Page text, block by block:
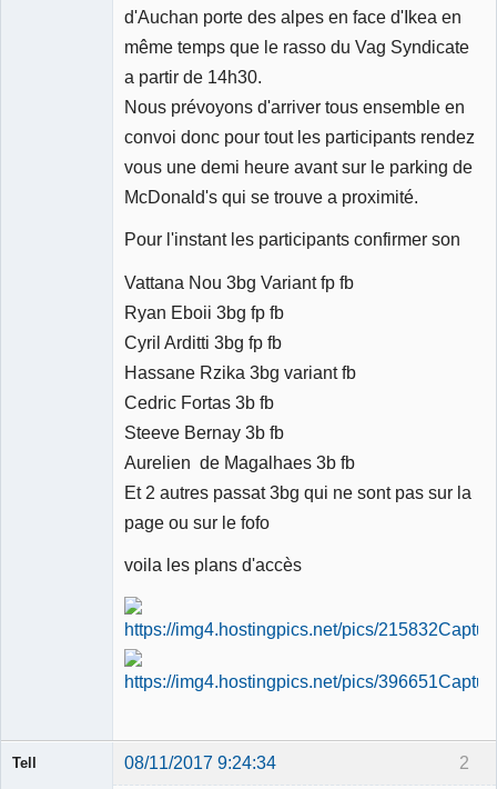
d'Auchan porte des alpes en face d'Ikea en
même temps que le rasso du Vag Syndicate
a partir de 14h30.
Nous prévoyons d'arriver tous ensemble en
convoi donc pour tout les participants rendez
vous une demi heure avant sur le parking de
McDonald's qui se trouve a proximité.
Pour l'instant les participants confirmer son
Vattana Nou 3bg Variant fp fb
Ryan Eboii 3bg fp fb
Cyril Arditti 3bg fp fb
Hassane Rzika 3bg variant fb
Cedric Fortas 3b fb
Steeve Bernay 3b fb
Aurelien de Magalhaes 3b fb
Et 2 autres passat 3bg qui ne sont pas sur la
page ou sur le fofo
voila les plans d'accès
2
Tell 08/11/2017 9:24:34